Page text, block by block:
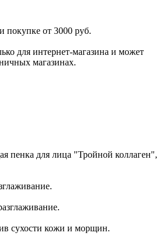
покупке от 3000 руб.
для интернет-магазина и может
магазинах.
пенка для лица "Тройной коллаген",
сухости кожи и морщин.